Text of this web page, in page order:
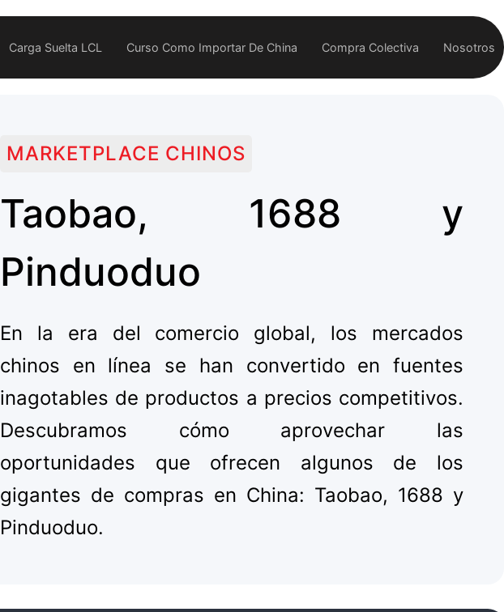
Carga Suelta LCL Curso Como Importar De China Compra Colectiva Nosotros
MARKETPLACE CHINOS
Taobao, 1688 y
Pinduoduo
En la era del comercio global, los mercados
chinos en línea se han convertido en fuentes
inagotables de productos a precios competitivos.
Descubramos cómo aprovechar las
oportunidades que ofrecen algunos de los
gigantes de compras en China: Taobao, 1688 y
Pinduoduo.